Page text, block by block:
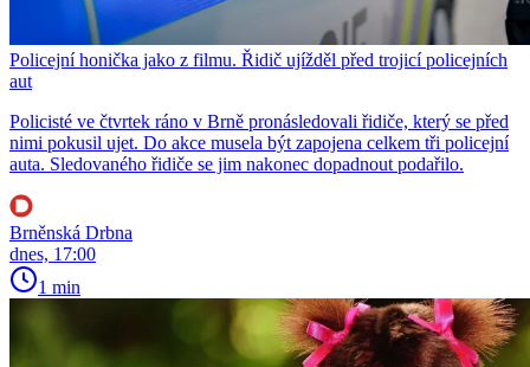
Policejní honička jako z filmu. Řidič ujížděl před trojicí policejních
aut
Policisté ve čtvrtek ráno v Brně pronásledovali řidiče, který se před
nimi pokusil ujet. Do akce musela být zapojena celkem tři policejní
auta. Sledovaného řidiče se jim nakonec dopadnout podařilo.
Brněnská Drbna
dnes, 17:00
1 min